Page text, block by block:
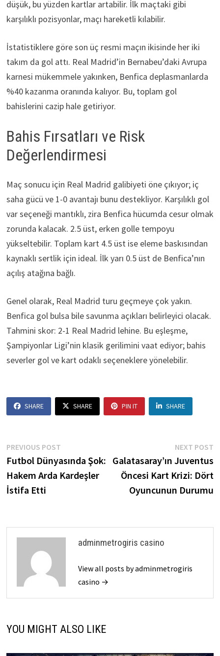
düşük, bu yüzden kartlar artabilir. İlk maçtaki gibi
karşılıklı pozisyonlar, maçı hareketli kılabilir.
İstatistiklere göre son üç resmi maçın ikisinde her iki
takım da gol attı. Real Madrid’in Bernabeu’daki Avrupa
karnesi mükemmele yakınken, Benfica deplasmanlarda
%40 kazanma oranında kalıyor. Bu, toplam gol
bahislerini cazip hale getiriyor.
Bahis Fırsatları ve Risk
Değerlendirmesi
Maç sonucu için Real Madrid galibiyeti öne çıkıyor; iç
saha gücü ve 1-0 avantajı bunu destekliyor. Karşılıklı gol
var seçeneği mantıklı, zira Benfica hücumda cesur olmak
zorunda kalacak. 2.5 üst, erken golle tempoyu
yükseltebilir. Toplam kart 4.5 üst ise eleme baskısından
kaynaklı sertlik için ideal. İlk yarı 0.5 üst de Benfica’nın
açılış atağına bağlı.
Genel olarak, Real Madrid turu geçmeye çok yakın.
Benfica gol bulsa bile savunma açıkları belirleyici olacak.
Tahmini skor: 2-1 Real Madrid lehine. Bu eşleşme,
Şampiyonlar Ligi’nin klasik gerilimini vaat ediyor; bahis
severler gol ve kart odaklı seçeneklere yönelebilir.
SHARE SHARE PIN IT SHARE
Post
navigation
PREVIOUS POSTPrevious
post:
Futbol Dünyasında Şok:
Hakem Arda Kardeşler
İstifa Etti
NEXT POST
Galatasaray’ın Juventus
Öncesi Kart Krizi: Dört
Oyuncunun Durumu
adminmetrogiris casino
View all posts by adminmetrogiris
casino →
YOU MIGHT ALSO LIKE